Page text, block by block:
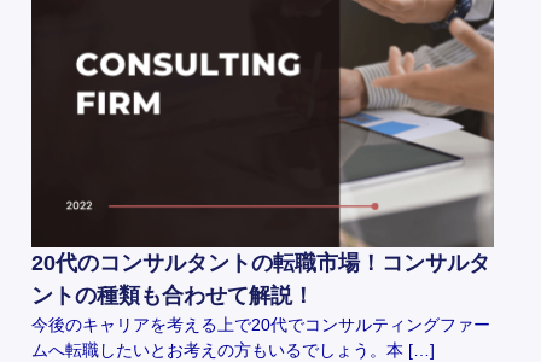
20代のコンサルタントの転職市場！コンサルタ
ントの種類も合わせて解説！
今後のキャリアを考える上で20代でコンサルティングファー
ムへ転職したいとお考えの方もいるでしょう。本 […]